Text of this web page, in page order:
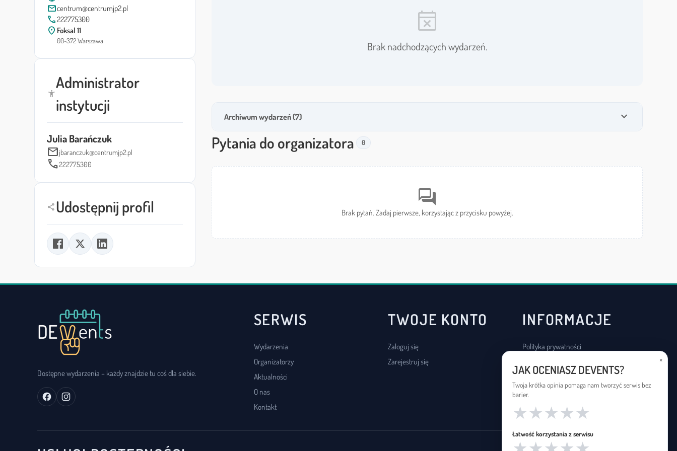
mailcentrum@centrumjp2.pl
call222775300
location_on Foksal 11
00-372 Warszawa
accessibility_new
Administrator
instytucji
Julia Barańczuk
mailjbaranczuk@centrumjp2.pl
call222775300
shareUdostępnij profil
event_busy
Brak nadchodzących wydarzeń.
Archiwum wydarzeń (7) expand_more
Pytania do organizatora 0
forum
Brak pytań. Zadaj pierwsze, korzystając z przycisku powyżej.
Dostępne wydarzenia – każdy znajdzie tu coś dla siebie.
SERWIS
Wydarzenia
Organizatorzy
Aktualności
O nas
Kontakt
TWOJE KONTO
Zaloguj się
Zarejestruj się
INFORMACJE
Polityka prywatności
Deklaracja dostępności
×
JAK OCENIASZ DEVENTS?
Twoja krótka opinia pomaga nam tworzyć serwis bez
barier.
★
★
★
★
★
Łatwość korzystania z serwisu